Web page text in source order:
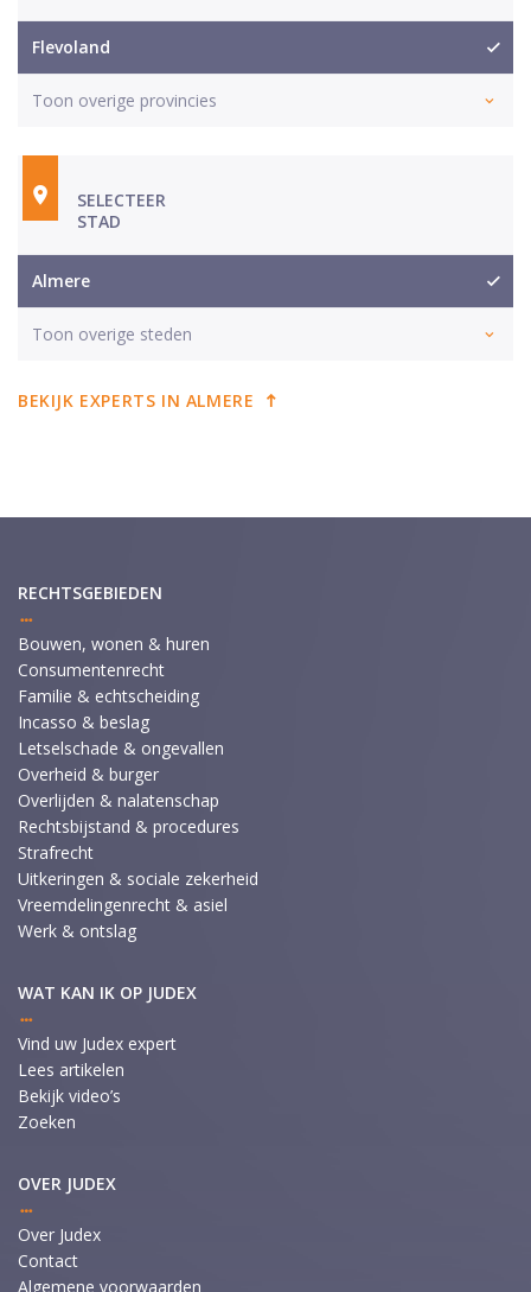
Flevoland
Toon overige provincies
SELECTEER
STAD
Almere
Toon overige steden
BEKIJK EXPERTS IN ALMERE
RECHTSGEBIEDEN
Bouwen, wonen & huren
Consumentenrecht
Familie & echtscheiding
Incasso & beslag
Letselschade & ongevallen
Overheid & burger
Overlijden & nalatenschap
Rechtsbijstand & procedures
Strafrecht
Uitkeringen & sociale zekerheid
Vreemdelingenrecht & asiel
Werk & ontslag
WAT KAN IK OP JUDEX
Vind uw Judex expert
Lees artikelen
Bekijk video’s
Zoeken
OVER JUDEX
Over Judex
Contact
Algemene voorwaarden